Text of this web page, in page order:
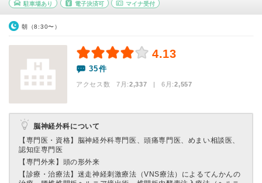
駐車場あり 電子決済可 マイナ受付
朝（8:30〜）
4.13
35件
アクセス数 7月:2,337 | 6月:2,557
脳神経外科について
【専門医・資格】 脳神経外科専門医、頭痛専門医、めまい相談医、
認知症専門医
【専門外来】 頭の形外来
【診療・治療法】 迷走神経刺激療法（VNS療法）によるてんかんの